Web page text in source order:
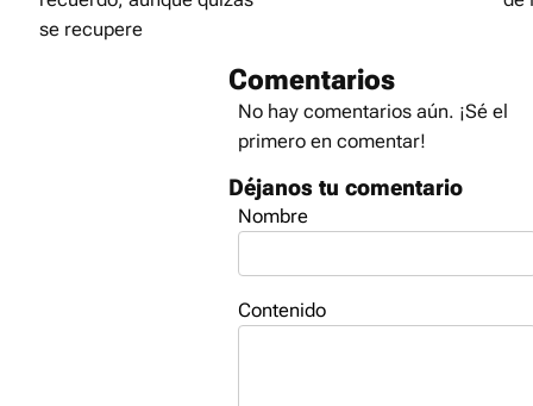
se recupere
Comentarios
No hay comentarios aún. ¡Sé el
primero en comentar!
Déjanos tu comentario
Nombre
Contenido